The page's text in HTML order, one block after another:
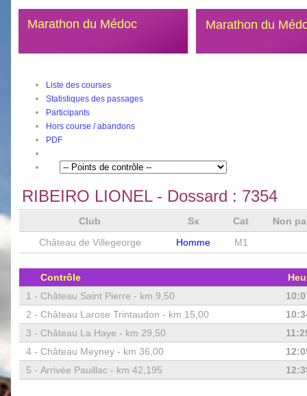
Marathon du Médoc Marathon du
Liste des courses
Statistiques des passages
Participants
Hors course / abandons
PDF
RIBEIRO LIONEL- Dossard : 7354
Club Sx Cat
Non
Château de Villegeorge
Homme M1
Contrôle
1 - Château Saint Pierre - km 9,50
2 - Château Larose Trintaudon - km 15,00
3 - Château La Haye - km 29,50
4 - Château Meyney - km 36,00
5 - Arrivée Pauillac - km 42,195